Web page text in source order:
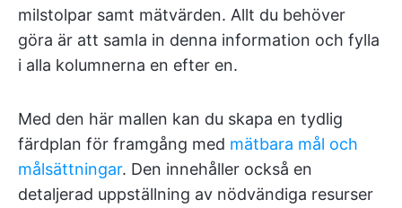
milstolpar samt mätvärden. Allt du behöver
göra är att samla in denna information och fylla
i alla kolumnerna en efter en.
Med den här mallen kan du skapa en tydlig
färdplan för framgång med mätbara mål och
målsättningar. Den innehåller också en
detaljerad uppställning av nödvändiga resurser